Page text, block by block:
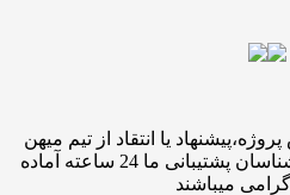
یا انتقاد از تیم میهن
وبمستر با ما تماس بگیرید.کارشناسان پشتیبانی ما 24 ساعته آماده
میباشند